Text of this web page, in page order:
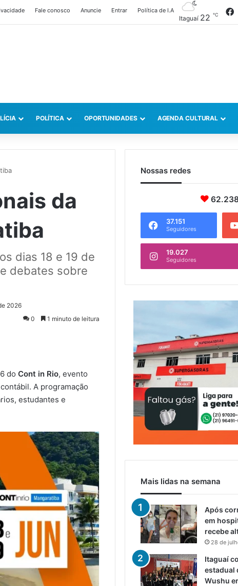
Fale conosco Anuncie Entrar Política de I.A
Itaguaí 22 ℃
POLÍTICA OPORTUNIDADES AGENDA CULTURAL
da
dias 18 e 19 de
debates sobre
2026
0
1 minuto de leitura
do Cont in Rio, evento
A programação
estudantes e
Nossas redes
37.151
Seguidores
19.027
Seguidores
Mais lidas na semana
Após
em
recebe
28 de
Itaguaí
estadual
Wushu